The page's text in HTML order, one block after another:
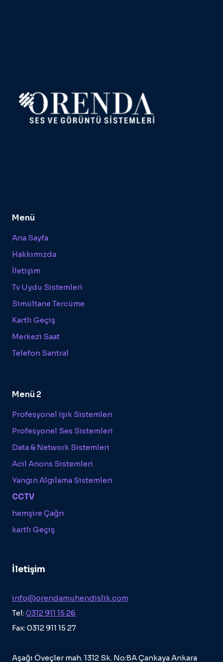
Menü
Ana Sayfa
Hakkımızda
İletişim
Tv Uydu Sistemleri
Simültane Tercüme
Kartlı Geçiş
Merkezi Saat
Telefon Santral
Menü 2
Profesyonel Işık Sistemleri
Profesyonel Ses Sistemleri
Data & Network Sistemleri
Acil Anons Sistemleri
Yangın Algılama Sistemleri
CCTV
hemşire Çağrı
kartlı Geçiş
İletişim
info@orendamuhendislik.com
Tel:0312 911 15 26
Fax: 0312 911 15 27
Aşağı Öveçler mah. 1312 Sk. No:8A Çankaya Ankara